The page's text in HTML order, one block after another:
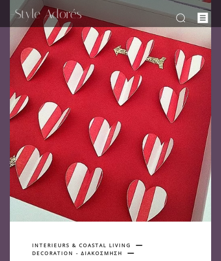
-Style Adorés
INTERIEURS & COASTAL LIVING
DECORATION - ΔΙΑΚΟΣΜΗΣΗ